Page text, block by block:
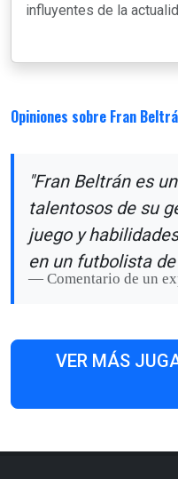
influyentes de la
Opiniones sobre Fran
"Fran Beltrán es
talentosos de su
juego y
en un futbolista
Comentario de un
VER MÁS